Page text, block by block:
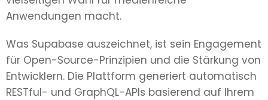
Anwendungen macht.
Was Supabase auszeichnet, ist sein Engagement
für Open-Source-Prinzipien und die Stärkung von
Entwicklern. Die Plattform generiert automatisch
RESTful- und GraphQL-APIs basierend auf Ihrem